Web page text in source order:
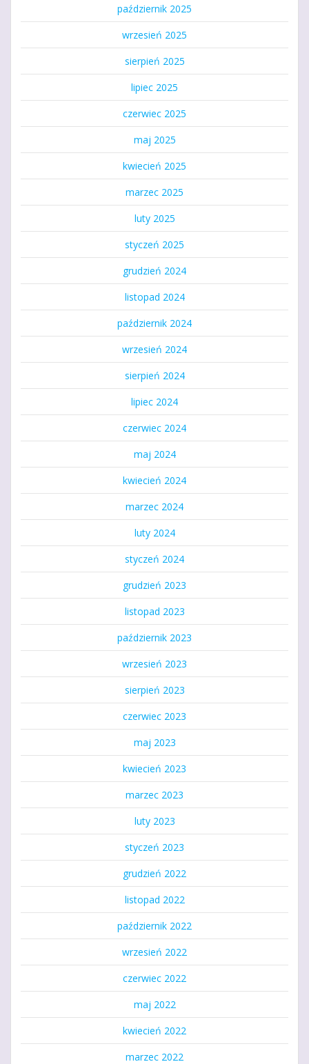
październik 2025
wrzesień 2025
sierpień 2025
lipiec 2025
czerwiec 2025
maj 2025
kwiecień 2025
marzec 2025
luty 2025
styczeń 2025
grudzień 2024
listopad 2024
październik 2024
wrzesień 2024
sierpień 2024
lipiec 2024
czerwiec 2024
maj 2024
kwiecień 2024
marzec 2024
luty 2024
styczeń 2024
grudzień 2023
listopad 2023
październik 2023
wrzesień 2023
sierpień 2023
czerwiec 2023
maj 2023
kwiecień 2023
marzec 2023
luty 2023
styczeń 2023
grudzień 2022
listopad 2022
październik 2022
wrzesień 2022
czerwiec 2022
maj 2022
kwiecień 2022
marzec 2022